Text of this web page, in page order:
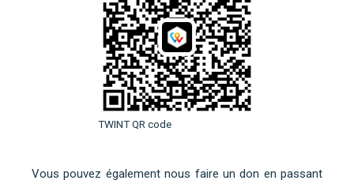
TWINT QR code
Vous pouvez également nous faire un don en passant